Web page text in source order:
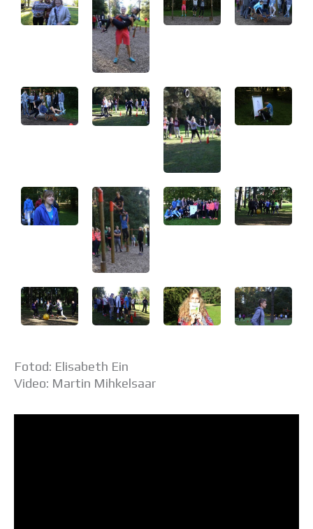
Fotod: Elisabeth Ein
Video: Martin Mihkelsaar